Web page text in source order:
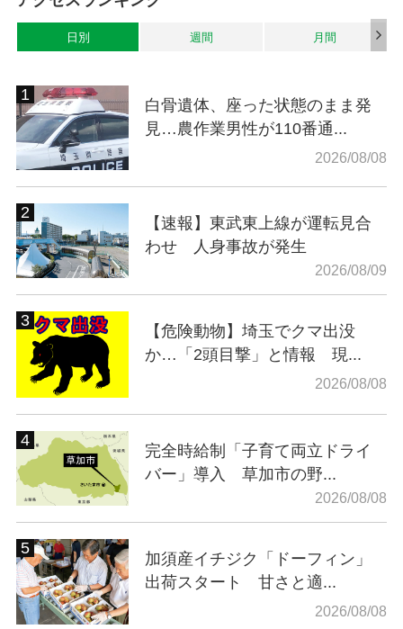
日別 週間 月間
白骨遺体、座った状態のまま発
見…農作業男性が110番通...
2026/08/08
【速報】東武東上線が運転見合
わせ 人身事故が発生
2026/08/09
【危険動物】埼玉でクマ出没
か…「2頭目撃」と情報 現...
2026/08/08
完全時給制「子育て両立ドライ
バー」導入 草加市の野...
2026/08/08
加須産イチジク「ドーフィン」
出荷スタート 甘さと適...
2026/08/08